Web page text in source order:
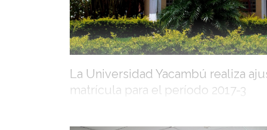
La Universidad Yacambú realiza
matrícula para el período 2017-3
Con la intención de garantizar el derecho a la